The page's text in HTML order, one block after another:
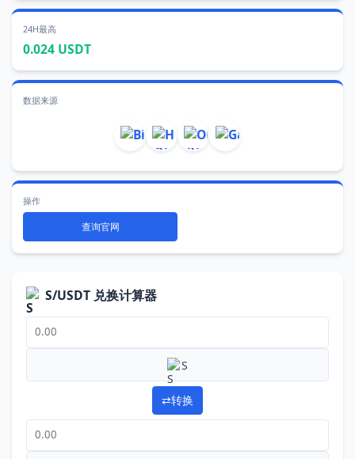
24H最高
0.024 USDT
数据来源
操作
查询官网
S/USDT 兑换计算器
S
⇄转换